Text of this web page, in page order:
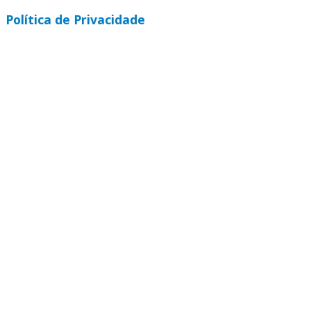
Política de Privacidade